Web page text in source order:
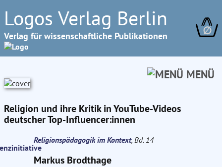
Logos Verlag Berlin
Verlag für wissenschaftliche Publikationen ∅
MENÜ
Religion und ihre Kritik in YouTube-Videos
deutscher Top-Influencer:innen
Religionspädagogik im Kontext, Bd. 14
Markus Brodthage